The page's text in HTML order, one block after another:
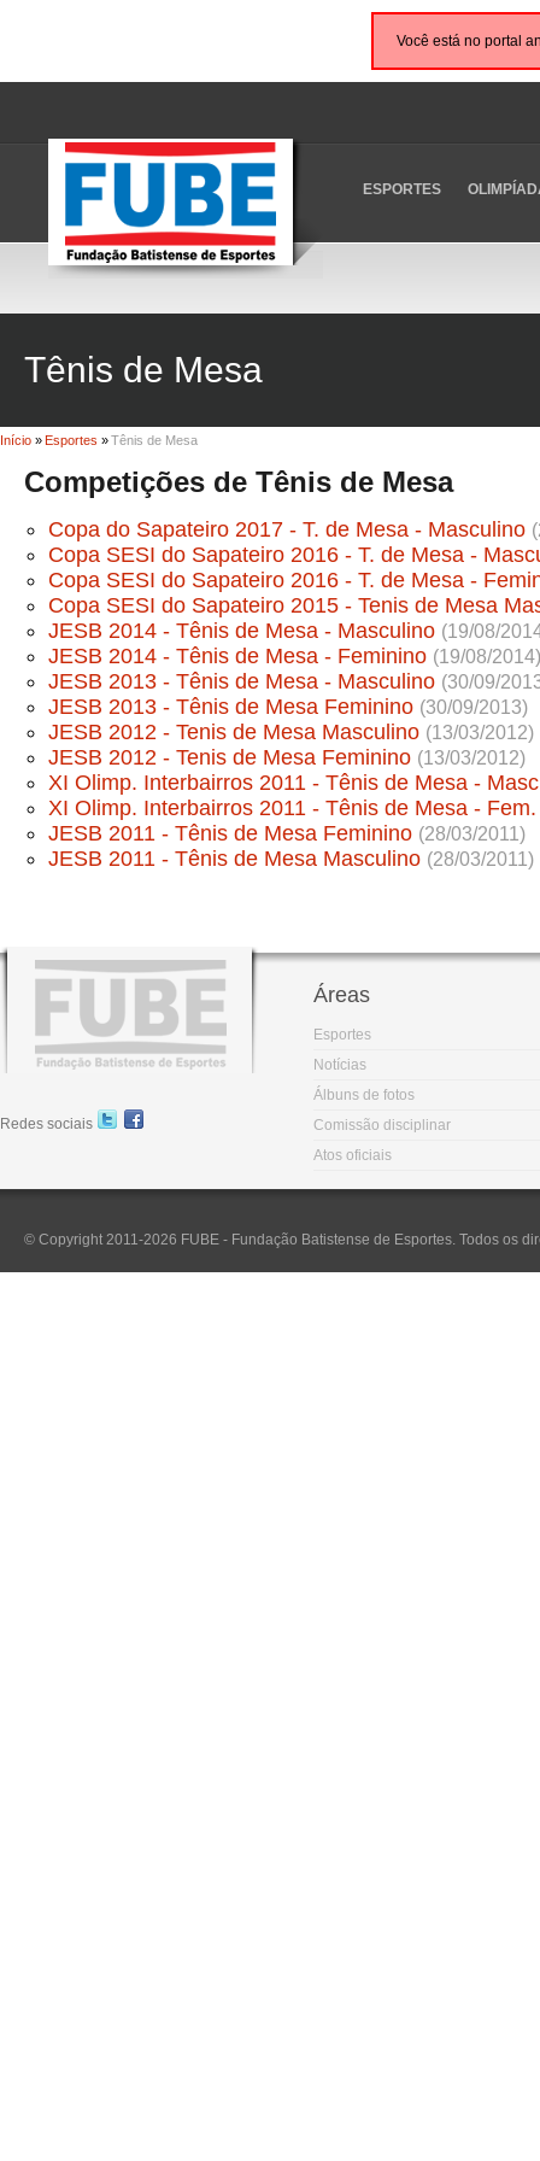
Você está no portal
ESPORTES
Tênis de Mesa
Início »Esportes »Tênis de Mesa
Competições de Tênis de Mesa
Copa do Sapateiro 2017 - T. de Mesa - Masculino
Copa SESI do Sapateiro 2016 - T. de Mesa -
Copa SESI do Sapateiro 2016 - T. de Mesa -
Copa SESI do Sapateiro 2015 - Tenis de Mesa
JESB 2014 - Tênis de Mesa - Masculino (19/08/
JESB 2014 - Tênis de Mesa - Feminino (19/08/2014)
JESB 2013 - Tênis de Mesa - Masculino (30/09/
JESB 2013 - Tênis de Mesa Feminino (30/09/2013)
JESB 2012 - Tenis de Mesa Masculino (13/03/2012)
JESB 2012 - Tenis de Mesa Feminino (13/03/2012)
XI Olimp. Interbairros 2011 - Tênis de Mesa - Masc
XI Olimp. Interbairros 2011 - Tênis de Mesa - Fem.
JESB 2011 - Tênis de Mesa Feminino (28/03/2011)
JESB 2011 - Tênis de Mesa Masculino (28/03/2011)
Redes sociais
Áreas
Esportes
Notícias
Álbuns de fotos
Comissão disciplinar
Atos oficiais
© Copyright 2011-2026 FUBE - Fundação Batistense de Esportes. Todos os